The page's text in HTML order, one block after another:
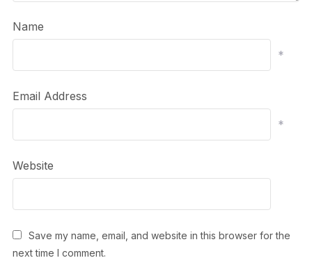
Name
*
Email Address
*
Website
Save my name, email, and website in this browser for the
next time I comment.